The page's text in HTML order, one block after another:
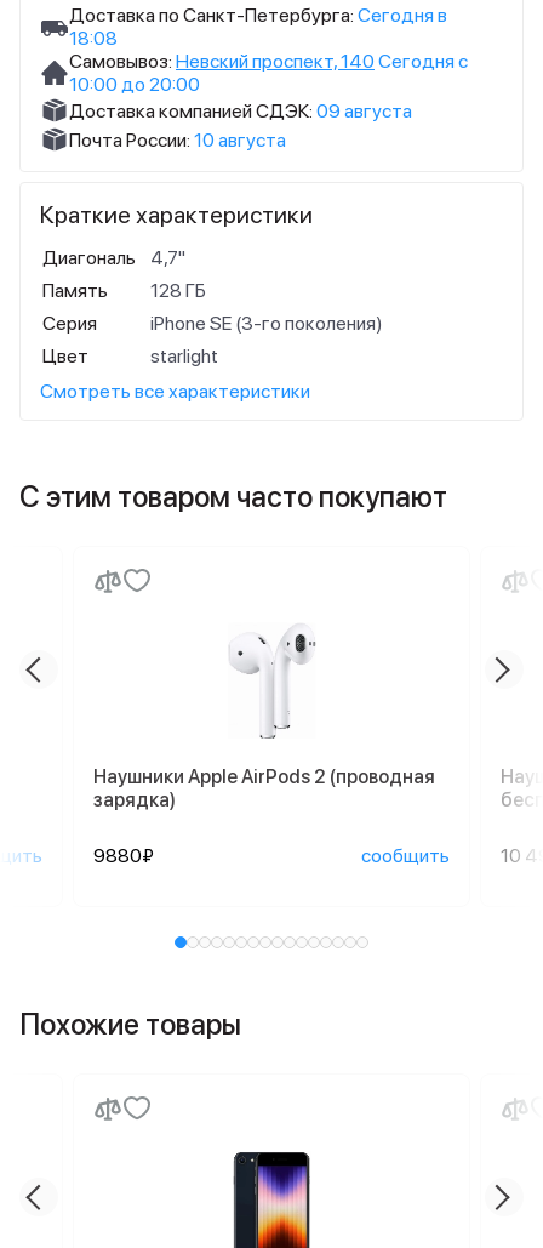
Доставка по Санкт-Петербурга: Сегодня в
18:08
Самовывоз: Невский проспект, 140 Сегодня с
10:00 до 20:00
Доставка компанией СДЭК: 09 августа
Почта России: 10 августа
Краткие характеристики
Диагональ
4,7"
Память
128 ГБ
Серия
iPhone SE (3-го поколения)
Цвет
starlight
Смотреть все характеристики
С этим товаром часто покупают
Наушники Apple AirPods 2 (проводная
зарядка)
9880₽ сообщить 10
Похожие товары